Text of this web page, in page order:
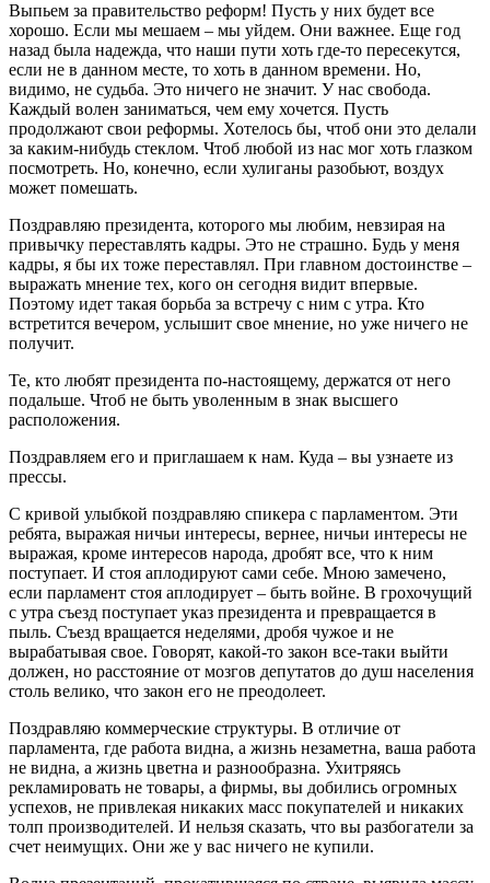
Выпьем за правительство реформ! Пусть у них будет все
хорошо. Если мы мешаем – мы уйдем. Они важнее. Еще год
назад была надежда, что наши пути хоть где-то пересекутся,
если не в данном месте, то хоть в данном времени. Но,
видимо, не судьба. Это ничего не значит. У нас свобода.
Каждый волен заниматься, чем ему хочется. Пусть
продолжают свои реформы. Хотелось бы, чтоб они это делали
за каким-нибудь стеклом. Чтоб любой из нас мог хоть глазком
посмотреть. Но, конечно, если хулиганы разобьют, воздух
может помешать.
Поздравляю президента, которого мы любим, невзирая на
привычку переставлять кадры. Это не страшно. Будь у меня
кадры, я бы их тоже переставлял. При главном достоинстве –
выражать мнение тех, кого он сегодня видит впервые.
Поэтому идет такая борьба за встречу с ним с утра. Кто
встретится вечером, услышит свое мнение, но уже ничего не
получит.
Те, кто любят президента по-настоящему, держатся от него
подальше. Чтоб не быть уволенным в знак высшего
расположения.
Поздравляем его и приглашаем к нам. Куда – вы узнаете из
прессы.
С кривой улыбкой поздравляю спикера с парламентом. Эти
ребята, выражая ничьи интересы, вернее, ничьи интересы не
выражая, кроме интересов народа, дробят все, что к ним
поступает. И стоя аплодируют сами себе. Мною замечено,
если парламент стоя аплодирует – быть войне. В грохочущий
с утра съезд поступает указ президента и превращается в
пыль. Съезд вращается неделями, дробя чужое и не
вырабатывая свое. Говорят, какой-то закон все-таки выйти
должен, но расстояние от мозгов депутатов до душ населения
столь велико, что закон его не преодолеет.
Поздравляю коммерческие структуры. В отличие от
парламента, где работа видна, а жизнь незаметна, ваша работа
не видна, а жизнь цветна и разнообразна. Ухитряясь
рекламировать не товары, а фирмы, вы добились огромных
успехов, не привлекая никаких масс покупателей и никаких
толп производителей. И нельзя сказать, что вы разбогатели за
счет неимущих. Они же у вас ничего не купили.